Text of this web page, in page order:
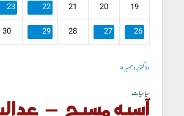
19
20
21
22
23
26
27
28
29
30
« اکتوبردسمبر »
سیاسیات